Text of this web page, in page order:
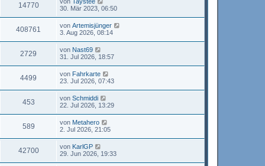
14770
30. Mär 2023, 06:50
408761 von Artemisjünger
3. Aug 2026, 08:14
2729 von Nast69
31. Jul 2026, 18:57
4499 von Fahrkarte
23. Jul 2026, 07:43
453 von Schmiddi
22. Jul 2026, 13:29
589 von Metahero
2. Jul 2026, 21:05
42700 von KarlGP
29. Jun 2026, 19:33